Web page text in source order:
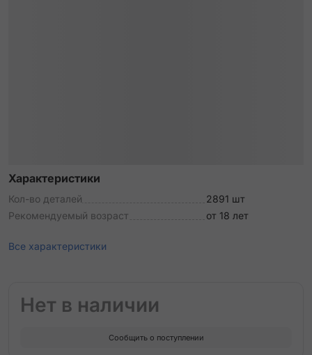
Характеристики
Кол-во деталей
2891 шт
Рекомендуемый возраст
от 18 лет
Все характеристики
Нет в наличии
Сообщить о поступлении